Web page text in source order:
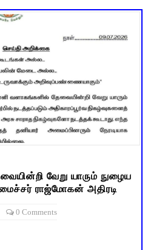
வேறு யாரும் நுழைய
ராஜ்மோகன் அதிரடி
0 Comments